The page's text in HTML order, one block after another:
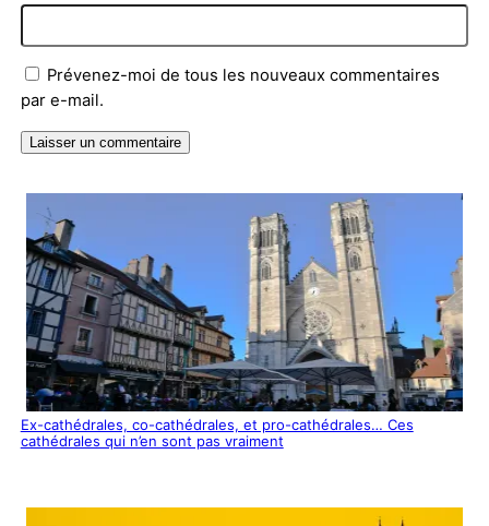
Prévenez-moi de tous les nouveaux commentaires
par e-mail.
Ex-cathédrales, co-cathédrales, et pro-cathédrales… Ces
cathédrales qui n’en sont pas vraiment